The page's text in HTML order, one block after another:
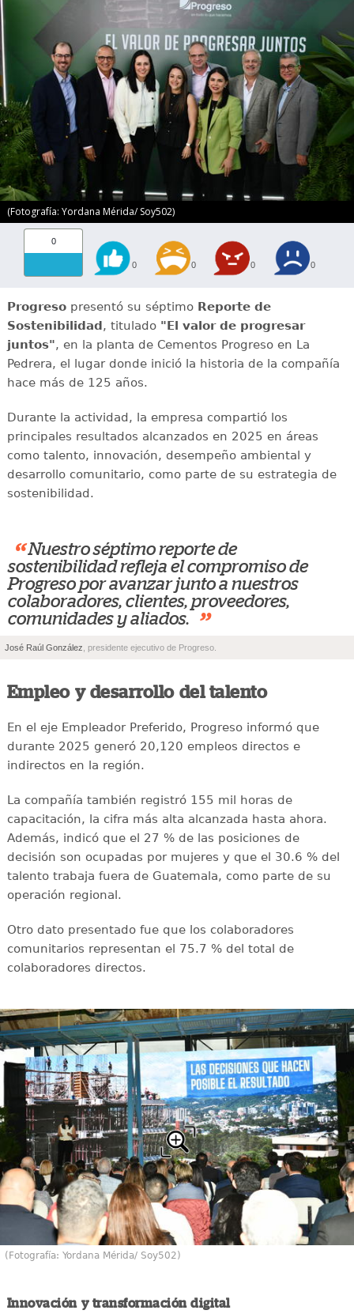
(Fotografía: Yordana Mérida/ Soy502)
0
0 0 0 0
Progresopresentó su séptimo Reporte de
Sostenibilidad , titulado "El valor de progresar
juntos", en la planta de Cementos Progreso en La
Pedrera, el lugar donde inició la historia de la compañía
hace más de 125 años.
Durante la actividad, la empresa compartió los
principales resultados alcanzados en 2025 en áreas
como talento, innovación, desempeño ambiental y
desarrollo comunitario, como parte de su estrategia de
sostenibilidad.
“ Nuestro séptimo reporte de
sostenibilidad refleja el compromiso de
Progreso por avanzar junto a nuestros
colaboradores, clientes, proveedores,
comunidades y aliados.
”
José Raúl González , presidente ejecutivo de Progreso.
Empleo y desarrollo del talento
En el eje Empleador Preferido, Progreso informó que
durante 2025 generó 20,120 empleos directos e
indirectos en la región.
La compañía también registró 155 mil horas de
capacitación, la cifra más alta alcanzada hasta ahora.
Además, indicó que el 27 % de las posiciones de
decisión son ocupadas por mujeres y que el 30.6 % del
talento trabaja fuera de Guatemala, como parte de su
operación regional.
Otro dato presentado fue que los colaboradores
comunitarios representan el 75.7 % del total de
colaboradores directos.
(Fotografía: Yordana Mérida/ Soy502)
Innovación y transformación digital